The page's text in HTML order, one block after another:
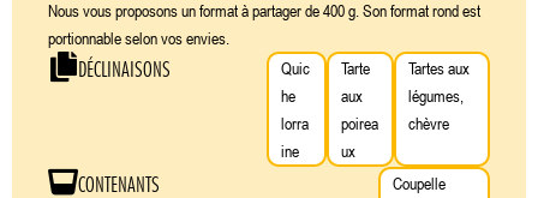
Nous vous proposons un format à partager de 400 g. Son format rond est
portionnable selon vos envies.
DÉCLINAISONS
Quic
he
lorra
ine
Tarte
aux
poirea
ux
Tartes aux
légumes,
chèvre
CONTENANTS
Coupelle